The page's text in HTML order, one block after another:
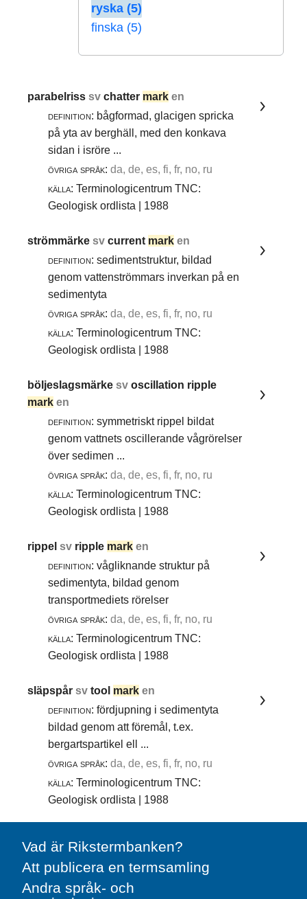
ryska (5)
finska (5)
parabelrisssvchatter mark en
definition: bågformad, glacigen spricka
på yta av berghäll, med den konkava
sidan i isröre ...
övriga språk: da, de, es, fi, fr, no, ru
källa: Terminologicentrum TNC:
Geologisk ordlista | 1988
strömmärkesvcurrent mark en
definition: sedimentstruktur, bildad
genom vattenströmmars inverkan på en
sedimentyta
övriga språk: da, de, es, fi, fr, no, ru
källa: Terminologicentrum TNC:
Geologisk ordlista | 1988
böljeslagsmärkesvoscillation ripple
mark en
definition: symmetriskt rippel bildat
genom vattnets oscillerande vågrörelser
över sedimen ...
övriga språk: da, de, es, fi, fr, no, ru
källa: Terminologicentrum TNC:
Geologisk ordlista | 1988
rippelsv ripple mark en
definition: vågliknande struktur på
sedimentyta, bildad genom
transportmediets rörelser
övriga språk: da, de, es, fi, fr, no, ru
källa: Terminologicentrum TNC:
Geologisk ordlista | 1988
släpspårsvtool mark en
definition: fördjupning i sedimentyta
bildad genom att föremål, t.ex.
bergartspartikel ell ...
övriga språk: da, de, es, fi, fr, no, ru
källa: Terminologicentrum TNC:
Geologisk ordlista | 1988
Vad är Rikstermbanken?
Att publicera en termsamling
Andra språk- och